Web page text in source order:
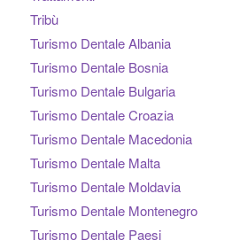
Tribù
Turismo Dentale Albania
Turismo Dentale Bosnia
Turismo Dentale Bulgaria
Turismo Dentale Croazia
Turismo Dentale Macedonia
Turismo Dentale Malta
Turismo Dentale Moldavia
Turismo Dentale Montenegro
Turismo Dentale Paesi